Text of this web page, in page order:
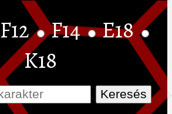
F12 F14 E18
K18